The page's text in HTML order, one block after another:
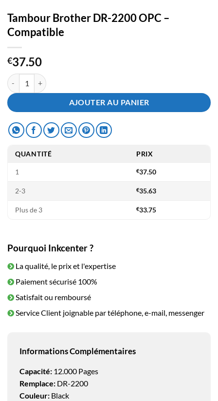
Tambour Brother DR-2200 OPC –
Compatible
€37.50
quantité de Tambour Brother DR-2200 OPC - Compatible
AJOUTER AU PANIER
QUANTITÉ PRIX
1 €37.50
2-3 €35.63
Plus de 3 €33.75
Pourquoi Inkcenter ?
La qualité, le prix et l'expertise
Paiement sécurisé 100%
Satisfait ou remboursé
Service Client joignable par téléphone, e-mail, messenger
Informations Complémentaires
Capacité: 12.000 Pages
Remplace: DR-2200
Couleur: Black